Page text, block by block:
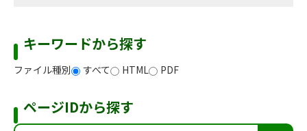
キーワードから探す
ファイル種別 すべて HTML PDF
ページIDから探す